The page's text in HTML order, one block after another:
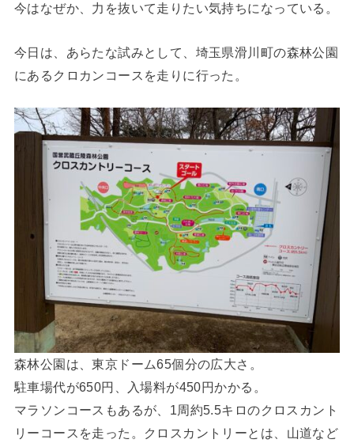
今はなぜか、力を抜いて走りたい気持ちになっている。
今日は、あらたな試みとして、埼玉県滑川町の森林公園
にあるクロカンコースを走りに行った。
森林公園は、東京ドーム65個分の広大さ。
駐車場代が650円、入場料が450円かかる。
マラソンコースもあるが、1周約5.5キロのクロスカント
リーコースを走った。クロスカントリーとは、山道など